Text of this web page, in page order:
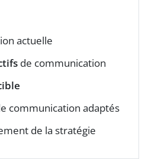
actuelle
de communication
communication adaptés
de la stratégie